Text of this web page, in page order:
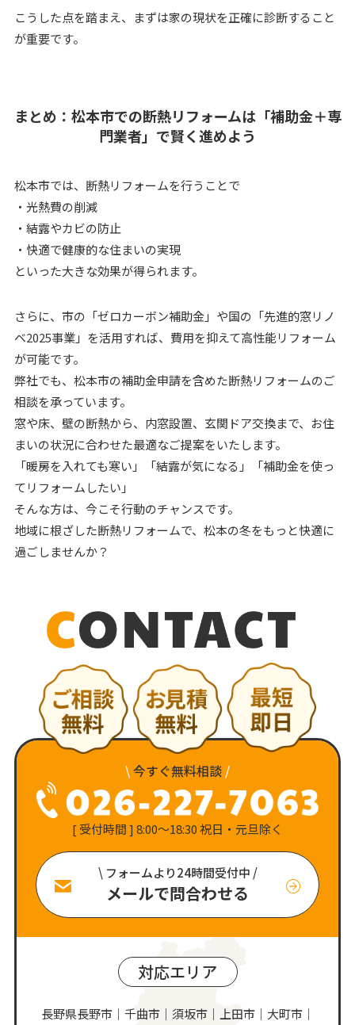
こうした点を踏まえ、まずは家の現状を正確に診断すること
が重要です。
まとめ：松本市での断熱リフォームは「補助金＋専
門業者」で賢く進めよう
松本市では、断熱リフォームを行うことで
・光熱費の削減
・結露やカビの防止
・快適で健康的な住まいの実現
といった大きな効果が得られます。
さらに、市の「ゼロカーボン補助金」や国の「先進的窓リノ
ベ2025事業」を活用すれば、費用を抑えて高性能リフォーム
が可能です。
弊社でも、松本市の補助金申請を含めた断熱リフォームのご
相談を承っています。
窓や床、壁の断熱から、内窓設置、玄関ドア交換まで、お住
まいの状況に合わせた最適なご提案をいたします。
「暖房を入れても寒い」「結露が気になる」「補助金を使っ
てリフォームしたい」
そんな方は、今こそ行動のチャンスです。
地域に根ざした断熱リフォームで、松本の冬をもっと快適に
過ごしませんか？
\今すぐ無料相談 /
[ 受付時間 ] 8:00〜18:30 祝日・元旦除く
\ フォームより24時間受付中 /
メールで問合わせる
対応エリア
長野県長野市｜千曲市｜須坂市｜上田市｜大町市｜